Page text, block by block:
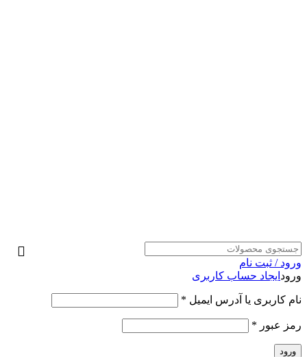
ورود / ثبت نام
ورود ایجاد حساب کاربری
نام کاربری یا آدرس ایمیل *
رمز عبور *
ورود